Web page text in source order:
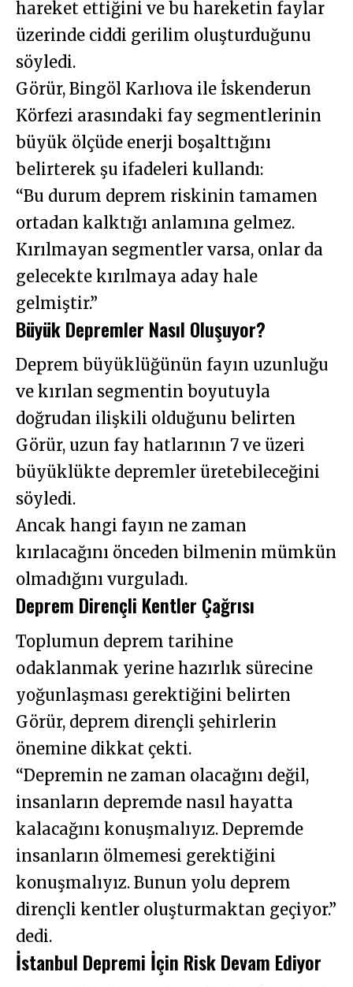
hareket ettiğini ve bu hareketin faylar
üzerinde ciddi gerilim oluşturduğunu
söyledi.
Görür, Bingöl Karlıova ile İskenderun
Körfezi arasındaki fay segmentlerinin
büyük ölçüde enerji boşalttığını
belirterek şu ifadeleri kullandı:
“Bu durum deprem riskinin tamamen
ortadan kalktığı anlamına gelmez.
Kırılmayan segmentler varsa, onlar da
gelecekte kırılmaya aday hale
gelmiştir.”
Büyük Depremler Nasıl Oluşuyor?
Deprem büyüklüğünün fayın uzunluğu
ve kırılan segmentin boyutuyla
doğrudan ilişkili olduğunu belirten
Görür, uzun fay hatlarının 7 ve üzeri
büyüklükte depremler üretebileceğini
söyledi.
Ancak hangi fayın ne zaman
kırılacağını önceden bilmenin mümkün
olmadığını vurguladı.
Deprem Dirençli Kentler Çağrısı
Toplumun deprem tarihine
odaklanmak yerine hazırlık sürecine
yoğunlaşması gerektiğini belirten
Görür, deprem dirençli şehirlerin
önemine dikkat çekti.
“Depremin ne zaman olacağını değil,
insanların depremde nasıl hayatta
kalacağını konuşmalıyız. Depremde
insanların ölmemesi gerektiğini
konuşmalıyız. Bunun yolu deprem
dirençli kentler oluşturmaktan geçiyor.”
dedi.
İstanbul Depremi İçin Risk Devam Ediyor